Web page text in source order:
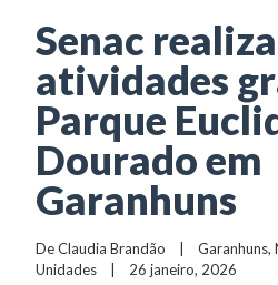
Senac realiza
atividades
Parque
Dourado em
Garanhuns
De Claudia Brandão
    |
Garanhuns,
Unidades
    |    26 janeiro, 2026